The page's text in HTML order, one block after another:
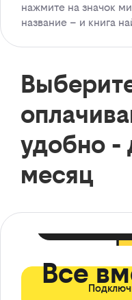
нажмите на значок
название – и книга
удобно -
месяц
Все